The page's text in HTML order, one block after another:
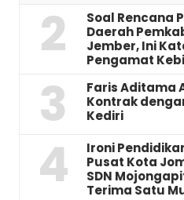
2
‎Soal Rencana
Daerah
Jember, Ini
Pengamat
3
Faris Aditama
Kontrak
Kediri
4
Ironi
Pusat Kota
SDN
Terima Satu